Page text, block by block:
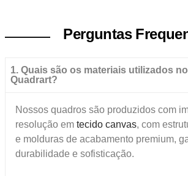
Perguntas
1. Quais são os materiais utilizados
Quadrart?
Nossos quadros são produzidos com
resolução em tecido canvas, com
e molduras de acabamento premium,
durabilidade e sofisticação.